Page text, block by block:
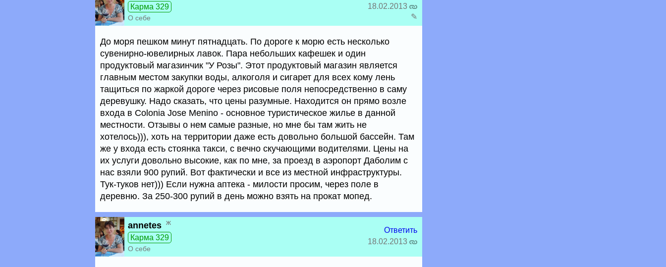
Карма 329
О себе
18.02.2013
✎
До моря пешком минут пятнадцать. По дороге к морю есть несколько
сувенирно-ювелирных лавок. Пара небольших кафешек и один
продуктовый магазинчик "У Розы". Этот продуктовый магазин является
главным местом закупки воды, алкоголя и сигарет для всех кому лень
тащиться по жаркой дороге через рисовые поля непосредственно в саму
деревушку. Надо сказать, что цены разумные. Находится он прямо возле
входа в Colonia Jose Menino - основное туристическое жилье в данной
местности. Отзывы о нем самые разные, но мне бы там жить не
хотелось))), хоть на территории даже есть довольно большой бассейн. Там
же у входа есть стоянка такси, с вечно скучающими водителями. Цены на
их услуги довольно высокие, как по мне, за проезд в аэропорт Даболим с
нас взяли 900 рупий. Вот фактически и все из местной инфраструктуры.
Тук-туков нет))) Если нужна аптека - милости просим, через поле в
деревню. За 250-300 рупий в день можно взять на прокат мопед.
annetes ж
Карма 329
О себе
Ответить
18.02.2013